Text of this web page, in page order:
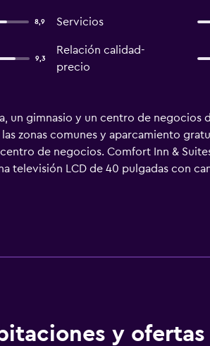
8,9 Servicios
9,3
Relación calidad-
precio
un gimnasio y un centro de negocios
zonas comunes y aparcamiento
de negocios. Comfort Inn &
televisión LCD de 40 pulgadas con
en las habitaciones: frigorífico y
Los huéspedes pueden navegar
y ofertas